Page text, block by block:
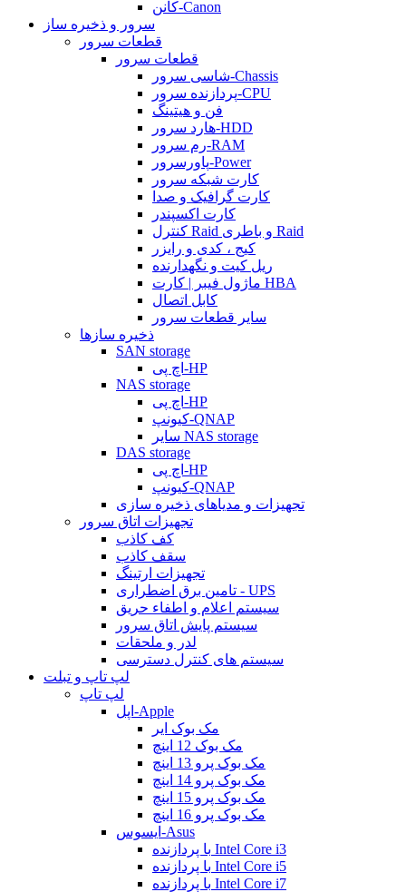
کانن-Canon
سرور و ذخیره ساز
قطعات سرور
قطعات سرور
شاسی سرور-Chassis
پردازنده سرور-CPU
فن و هیتینگ
هارد سرور-HDD
رم سرور-RAM
پاورسرور-Power
کارت شبکه سرور
کارت گرافیک و صدا
کارت اکسپندر
کنترل Raid و باطری Raid
کیج ، کدی و رایزر
ریل کیت و نگهدارنده
ماژول فیبر | کارت HBA
کابل اتصال
سایر قطعات سرور
ذخیره سازها
SAN storage
اچ پی-HP
NAS storage
اچ پی-HP
کیونپ-QNAP
سایر NAS storage
DAS storage
اچ پی-HP
کیونپ-QNAP
تجهیزات و مدیاهای ذخیره سازی
تجهیزات اتاق سرور
کف کاذب
سقف کاذب
تجهیزات ارتینگ
تامین برق اضطراری - UPS
سیستم اعلام و اطفاء حریق
سیستم پایش اتاق سرور
لدر و ملحقات
سیستم های کنترل دسترسی
لپ تاپ و تبلت
لپ تاپ
اپل-Apple
مک بوک ایر
مک بوک 12 اینچ
مک بوک پرو 13 اینچ
مک بوک پرو 14 اینچ
مک بوک پرو 15 اینچ
مک بوک پرو 16 اینچ
ایسوس-Asus
با پردازنده Intel Core i3
با پردازنده Intel Core i5
با پردازنده Intel Core i7